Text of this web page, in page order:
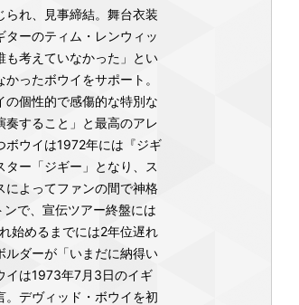
れ、見事締結。舞台衣装
ーのティム・レンウィッ
も考えていなかった」とい
ったボウイをサポート。
の個性的で感傷的な特別な
奏すること」と最高のアレ
ボウイは1972年には『ジギ
ー「ジギー」となり、ス
によってファンの間で神格
で、宣伝ツアー終盤には
始めるまでには2年位遅れ
ルダーが「いまだに納得い
イは1973年7月3日のイギ
。デヴィッド・ボウイを初